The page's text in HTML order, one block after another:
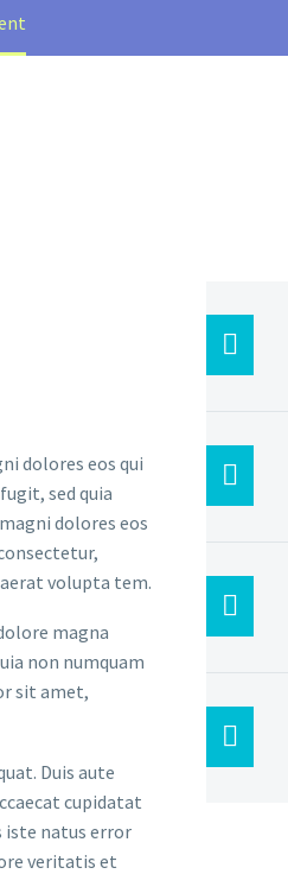
dolores eos qui
sed quia
dolores eos
volupta tem.
magna
non numquam
sit amet,
Duis aute
cupidatat
iste natus error
veritatis et



